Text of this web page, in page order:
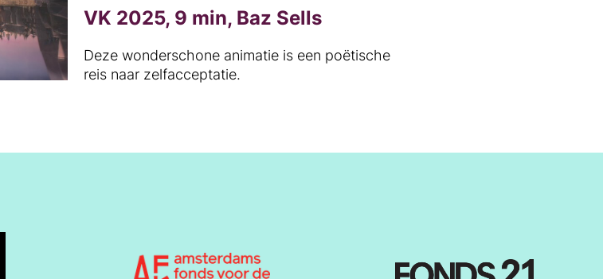
VK 2025, 9 min, Baz Sells
Deze wonderschone animatie is een poëtische
reis naar zelfacceptatie.